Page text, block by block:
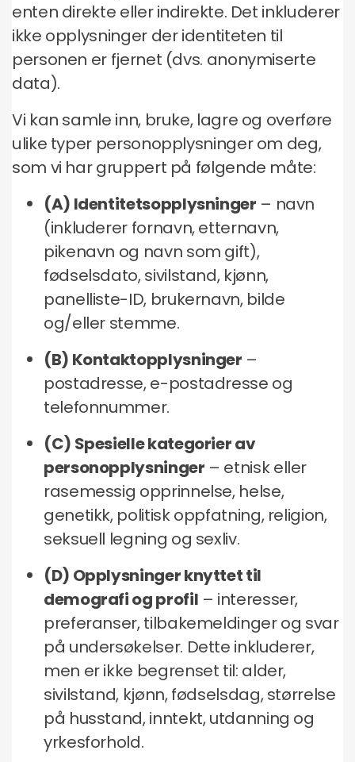
enten direkte eller indirekte. Det inkluderer
ikke opplysninger der identiteten til
personen er fjernet (dvs. anonymiserte
data).
Vi kan samle inn, bruke, lagre og overføre
ulike typer personopplysninger om deg,
som vi har gruppert på følgende måte:
(A) Identitetsopplysninger – navn
(inkluderer fornavn, etternavn,
pikenavn og navn som gift),
fødselsdato, sivilstand, kjønn,
panelliste-ID, brukernavn, bilde
og/eller stemme.
(B) Kontaktopplysninger –
postadresse, e-postadresse og
telefonnummer.
(C) Spesielle kategorier av
personopplysninger – etnisk eller
rasemessig opprinnelse, helse,
genetikk, politisk oppfatning, religion,
seksuell legning og sexliv.
(D) Opplysninger knyttet til
demografi og profil – interesser,
preferanser, tilbakemeldinger og svar
på undersøkelser. Dette inkluderer,
men er ikke begrenset til: alder,
sivilstand, kjønn, fødselsdag, størrelse
på husstand, inntekt, utdanning og
yrkesforhold.